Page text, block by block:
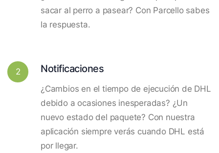
sacar al perro a pasear? Con Parcello sabes
la respuesta.
2 Notificaciones
¿Cambios en el tiempo de ejecución de DHL
debido a ocasiones inesperadas? ¿Un
nuevo estado del paquete? Con nuestra
aplicación siempre verás cuando DHL está
por llegar.